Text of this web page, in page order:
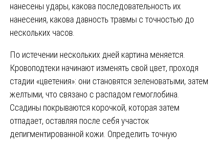
нанесены удары, какова последовательность их
нанесения, какова давность травмы с точностью до
нескольких часов.
По истечении нескольких дней картина меняется.
Кровоподтеки начинают изменять свой цвет, проходя
стадии «цветения»: они становятся зеленоватыми, затем
желтыми, что связано с распадом гемоглобина.
Ссадины покрываются корочкой, которая затем
отпадает, оставляя после себя участок
депигментированной кожи. Определить точную